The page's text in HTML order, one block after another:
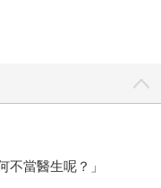
當醫生呢？」